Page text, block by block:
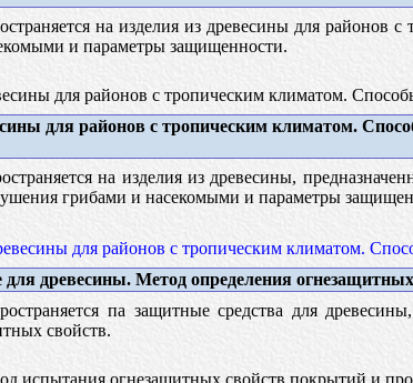
на изделия из древесины для районов
и параметры защищенности.
для районов с тропическим климатом.
для районов с тропическим климатом.
на изделия из древесины,
грибами и насекомыми и параметры
для районов с тропическим климатом.
древесины. Метод определения
па защитные средства для
свойств.
испытания огнезащитных свойств покрытий и